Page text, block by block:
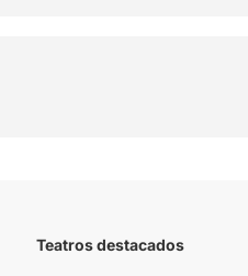
Teatros destacados